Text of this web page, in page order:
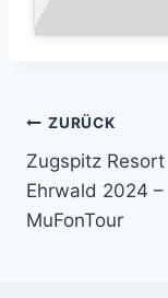
Beitrags-
Navigation
ZURÜCK
Zugspitz Resort
Ehrwald 2024 –
MuFonTour